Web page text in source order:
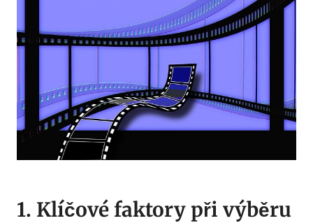
1. Klíčové faktory při výběru